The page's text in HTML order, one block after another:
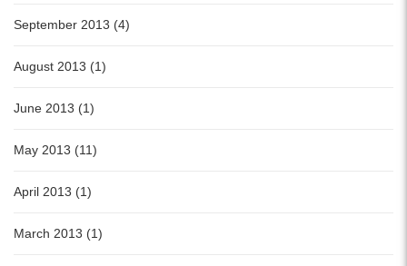
September 2013 (4)
August 2013 (1)
June 2013 (1)
May 2013 (11)
April 2013 (1)
March 2013 (1)